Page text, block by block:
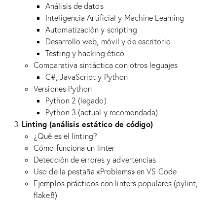
Análisis de datos
Inteligencia Artificial y Machine Learning
Automatización y scripting
Desarrollo web, móvil y de escritorio
Testing y hacking ético
Comparativa sintáctica con otros leguajes
C#, JavaScript y Python
Versiones Python
Python 2 (legado)
Python 3 (actual y recomendada)
Linting (análisis estático de código)
¿Qué es el linting?
Cómo funciona un linter
Detección de errores y advertencias
Uso de la pestaña «Problems» en VS Code
Ejemplos prácticos con linters populares (pylint,
flake8)